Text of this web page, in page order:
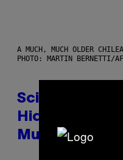
A MUCH, MUCH OLDER
PHOTO: MARTIN BERNETTI/
Scientists
Hidden in
Mummies